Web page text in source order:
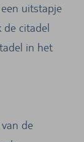
uitstapje
de citadel
in het
de